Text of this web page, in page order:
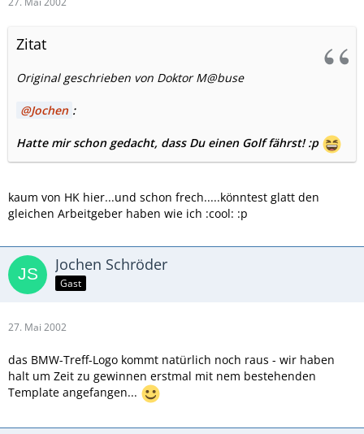
Zitat
Original geschrieben von Doktor M@buse
Jochen :
Hatte mir schon gedacht, dass Du einen Golf fährst! :p
kaum von HK hier...und schon frech.....könntest glatt den
gleichen Arbeitgeber haben wie ich :cool: :p
Jochen Schröder
Gast
27. Mai 2002
das BMW-Treff-Logo kommt natürlich noch raus - wir haben
halt um Zeit zu gewinnen erstmal mit nem bestehenden
Template angefangen...